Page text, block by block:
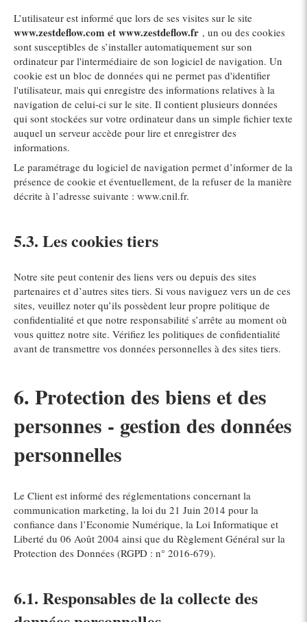
L’utilisateur est informé que lors de ses visites sur le site
www.zestdeflow.com et www.zestdeflow.fr , un ou des cookies
sont susceptibles de s’installer automatiquement sur son
ordinateur par l'intermédiaire de son logiciel de navigation. Un
cookie est un bloc de données qui ne permet pas d'identifier
l'utilisateur, mais qui enregistre des informations relatives à la
navigation de celui-ci sur le site. Il contient plusieurs données
qui sont stockées sur votre ordinateur dans un simple fichier texte
auquel un serveur accède pour lire et enregistrer des
informations.
Le paramétrage du logiciel de navigation permet d’informer de la
présence de cookie et éventuellement, de la refuser de la manière
décrite à l’adresse suivante : www.cnil.fr.
5.3. Les cookies tiers
Notre site peut contenir des liens vers ou depuis des sites
partenaires et d’autres sites tiers. Si vous naviguez vers un de ces
sites, veuillez noter qu’ils possèdent leur propre politique de
confidentialité et que notre responsabilité s’arrête au moment où
vous quittez notre site. Vérifiez les politiques de confidentialité
avant de transmettre vos données personnelles à des sites tiers.
6. Protection des biens et des
personnes - gestion des données
personnelles
Le Client est informé des réglementations concernant la
communication marketing, la loi du 21 Juin 2014 pour la
confiance dans l’Economie Numérique, la Loi Informatique et
Liberté du 06 Août 2004 ainsi que du Règlement Général sur la
Protection des Données (RGPD : n° 2016-679).
6.1. Responsables de la collecte des